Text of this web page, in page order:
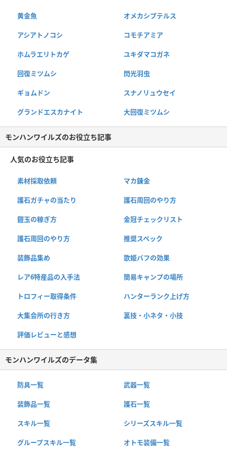
黄金魚 オメカシプテルス
アシアトノコシ コモチアミア
ホムラエリトカゲ ユキダマコガネ
回復ミツムシ 閃光羽虫
ギョムドン スナノリュウセイ
グランドエスカナイト 大回復ミツムシ
モンハンワイルズのお役立ち記事
人気のお役立ち記事
素材採取依頼 マカ錬金
護石ガチャの当たり 護石周回のやり方
鎧玉の稼ぎ方 金冠チェックリスト
護石周回のやり方 推奨スペック
装飾品集め 歌姫バフの効果
レア6特産品の入手法 簡易キャンプの場所
トロフィー取得条件 ハンターランク上げ方
大集会所の行き方 裏技・小ネタ・小技
評価レビューと感想
モンハンワイルズのデータ集
防具一覧 武器一覧
装飾品一覧 護石一覧
スキル一覧 シリーズスキル一覧
グループスキル一覧 オトモ装備一覧